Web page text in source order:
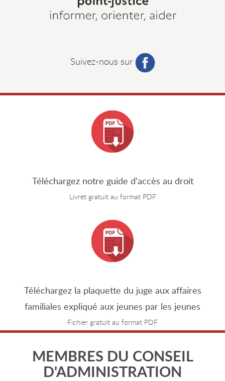
Suivez-nous sur
Téléchargez notre guide d'accès au droit
Livret gratuit au format PDF
Téléchargez la plaquette du juge aux affaires
familiales expliqué aux jeunes par les jeunes
Fichier gratuit au format PDF
MEMBRES DU CONSEIL
D'ADMINISTRATION